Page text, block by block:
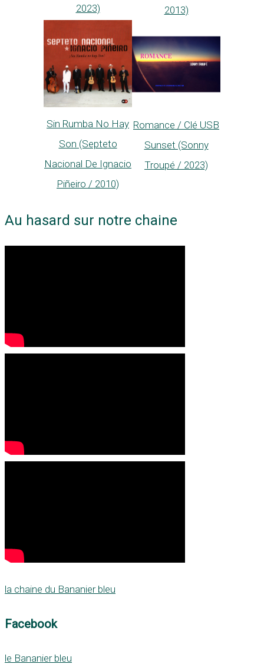
2023)
2013)
Sin Rumba No Hay
Son (Septeto
Nacional De Ignacio
Piñeiro / 2010)
Romance / Clé USB
Sunset (Sonny
Troupé / 2023)
Au hasard sur notre chaine
la chaine du Bananier bleu
Facebook
le Bananier bleu